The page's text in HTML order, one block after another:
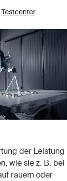
Testcenter
der Leistung
wie sie z. B. bei
rauem oder